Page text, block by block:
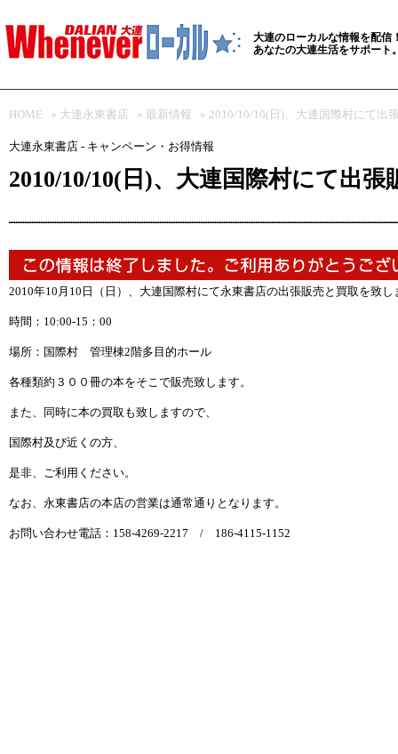
大連のローカルな情報を配信
あなたの大連生活をサポート
HOME » 大連永東書店 » 最新情報 » 2010/10/10(日)、大連国際村にて出
大連永東書店 - キャンペーン・お得情報
2010/10/10(日)、大連国際村にて出張
2010年10月10日（日）、大連国際村にて永東書店の出張販売と買取を致し
時間：10:00-15：00
場所：国際村 管理棟2階多目的ホール
各種類約３００冊の本をそこで販売致します。
また、同時に本の買取も致しますので、
国際村及び近くの方、
是非、ご利用ください。
なお、永東書店の本店の営業は通常通りとなります。
お問い合わせ電話：158-4269-2217 / 186-4115-1152